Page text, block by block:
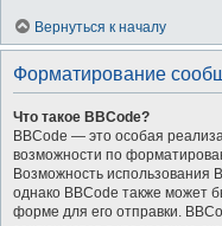
Вернуться к началу
Форматирование
Что такое BBCode?
BBCode — это особая
возможности по
Возможность использования
однако BBCode также может
форме для его отправки.